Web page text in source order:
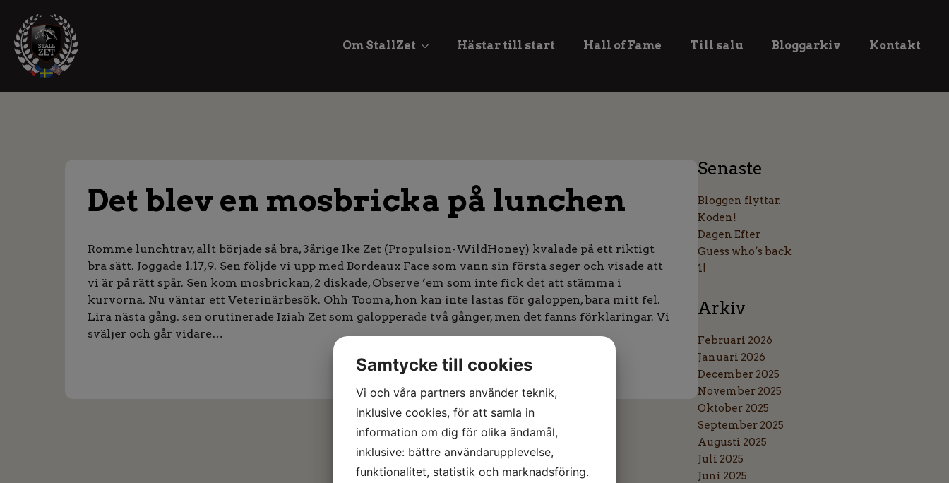
Om StallZet Hästar till start Hall of Fame Till salu Bloggarkiv Kontakt
Det blev en mosbricka på lunchen
Romme lunchtrav, allt började så bra, 3årige Ike Zet (Propulsion-WildHoney) kvalade på ett riktigt
bra sätt. Joggade 1.17,9. Sen följde vi upp med Bordeaux Face som vann sin första seger och visade att
vi är på rätt spår. Sen kom mosbrickan, 2 diskade, Observe ’em som inte fick det att stämma i
kurvorna. Nu väntar ett Veterinärbesök. Ohh Tooma, hon kan inte lastas för galoppen, bara mitt fel.
Lira nästa gång. sen orutinerade Iziah Zet som galopperade två gånger, men det fanns förklaringar. Vi
sväljer och går vidare…
Senaste
Bloggen flyttar.
Koden!
Dagen Efter
Guess who’s back
1!
Arkiv
Februari 2026
Januari 2026
December 2025
November 2025
Oktober 2025
September 2025
Augusti 2025
Juli 2025
Juni 2025
Samtycke till cookies
Vi och våra partners använder teknik,
inklusive cookies, för att samla in
information om dig för olika ändamål,
inklusive: bättre användarupplevelse,
funktionalitet, statistik och marknadsföring.